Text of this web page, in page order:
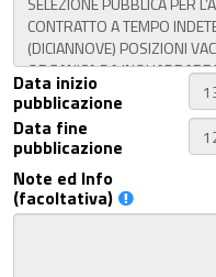
Data inizio
pubblicazione
Data fine
pubblicazione
Note ed Info
(facoltativa)